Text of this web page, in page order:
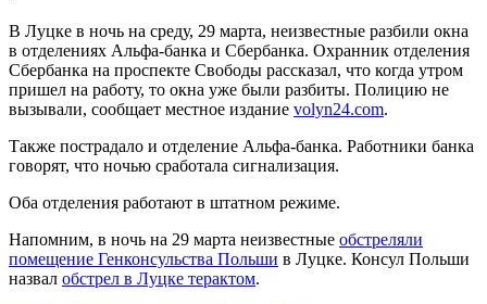
В Луцке в ночь на среду, 29 марта, неизвестные разбили окна
в отделениях Альфа-банка и Сбербанка. Охранник отделения
Сбербанка на проспекте Свободы рассказал, что когда утром
пришел на работу, то окна уже были разбиты. Полицию не
вызывали, сообщает местное издание volyn24.com.
Также пострадало и отделение Альфа-банка. Работники банка
говорят, что ночью сработала сигнализация.
Оба отделения работают в штатном режиме.
Напомним, в ночь на 29 марта неизвестные обстреляли
помещение Генконсульства Польши в Луцке. Консул Польши
назвал обстрел в Луцке терактом.